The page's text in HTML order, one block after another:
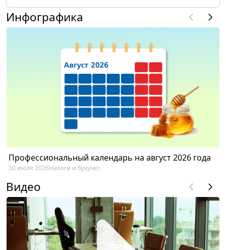
Инфографика
Профессиональный календарь на август 2026 года
30 июля 2026Налоги и бухучет
Видео